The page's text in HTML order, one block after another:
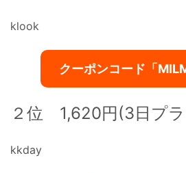
klook
クーポンコード「
２位 1,620円(3日プ
kkday